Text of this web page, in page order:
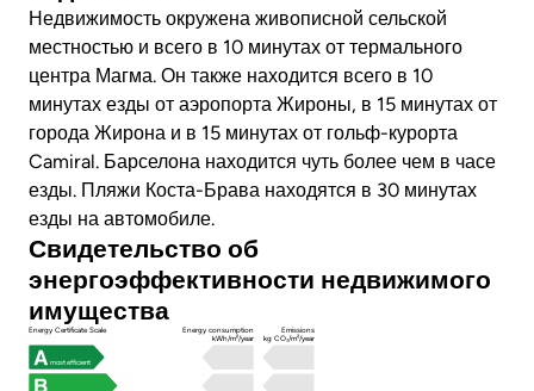
Недвижимость окружена живописной сельской
местностью и всего в 10 минутах от термального
центра Магма. Он также находится всего в 10
минутах езды от аэропорта Жироны, в 15 минутах от
города Жирона и в 15 минутах от гольф-курорта
Camiral. Барселона находится чуть более чем в часе
езды. Пляжи Коста-Брава находятся в 30 минутах
езды на автомобиле.
Свидетельство об
энергоэффективности недвижимого
имущества
Energy Certificate Scale
Energy consumption
kWh/m²/year
Emissions
kg CO₂/m²/year
most efficient